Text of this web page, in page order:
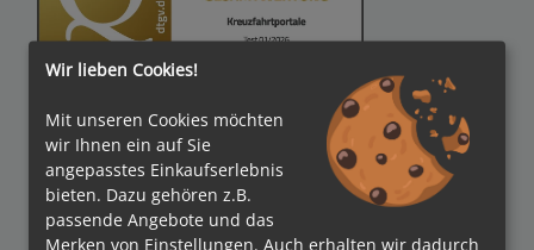
Verbände
Bezahlmethoden
Wir lieben Cookies!
Mit unseren Cookies möchten
wir Ihnen ein auf Sie
angepasstes Einkaufserlebnis
bieten. Dazu gehören z.B.
passende Angebote und das
Merken von Einstellungen. Auch erhalten wir dadurch